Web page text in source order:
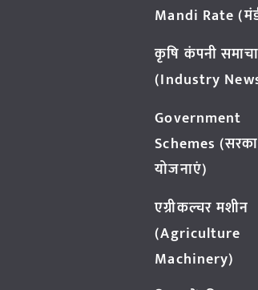
Mandi Rate
कृषि कंपनी
(Industry
Government
Schemes
योजनाएं)
एग्रीकल्चर मशीन
(Agriculture
Machinery)